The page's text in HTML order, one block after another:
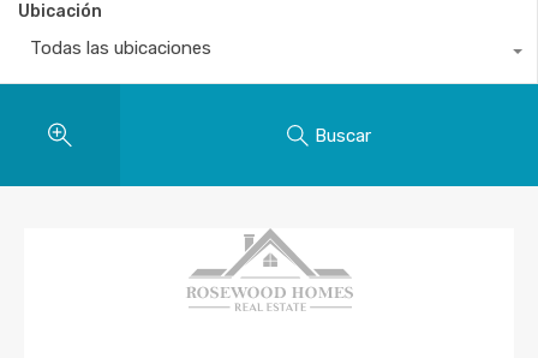
Ubicación
Todas las ubicaciones
Buscar